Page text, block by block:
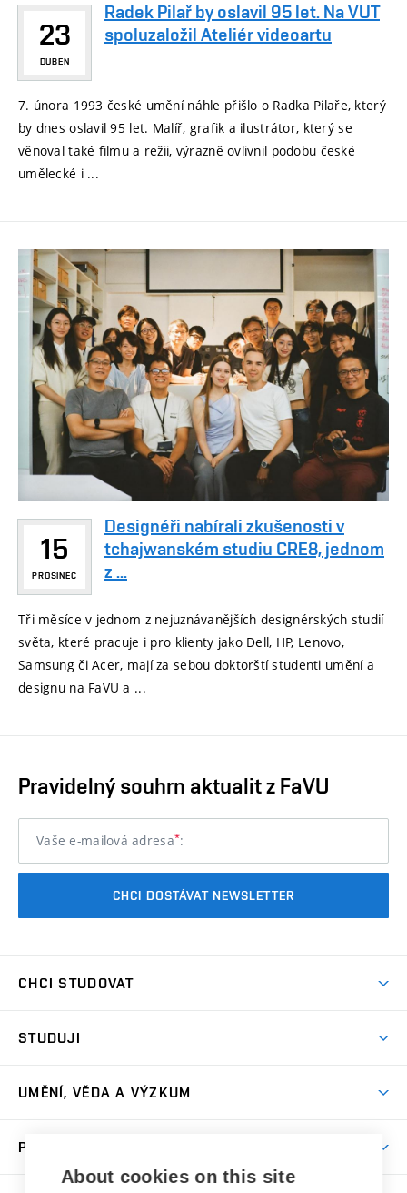
23
DUBEN
Radek Pilař by oslavil 95 let. Na VUT
spoluzaložil Ateliér videoartu
7. února 1993 české umění náhle přišlo o Radka Pilaře, který
by dnes oslavil 95 let. Malíř, grafik a ilustrátor, který se
věnoval také filmu a režii, výrazně ovlivnil podobu české
umělecké i ...
15
PROSINEC
Designéři nabírali zkušenosti v
tchajwanském studiu CRE8, jednom
z ...
Tři měsíce v jednom z nejuznávanějších designérských studií
světa, které pracuje i pro klienty jako Dell, HP, Lenovo,
Samsung či Acer, mají za sebou doktorští studenti umění a
designu na FaVU a ...
Pravidelný souhrn aktualit z FaVU
Vaše e-mailová adresa*:
CHCI DOSTÁVAT NEWSLETTER
CHCI STUDOVAT
Přijímačky
Dny otevřených dveří
Přípravné kurzy
Studium bez bariér
STUDUJI
Časový plán studia
Studijní předpisy a formuláře
UMĚNÍ, VĚDA A VÝZKUM
PRO VEŘEJNOST
Letní školy a semestrální kurzy
About cookies on this site